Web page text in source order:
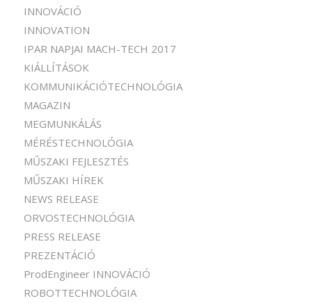
INNOVÁCIÓ
INNOVATION
IPAR NAPJAI MACH-TECH 2017
KIÁLLÍTÁSOK
KOMMUNIKÁCIÓTECHNOLÓGIA
MAGAZIN
MEGMUNKÁLÁS
MÉRÉSTECHNOLÓGIA
MŰSZAKI FEJLESZTÉS
MŰSZAKI HÍREK
NEWS RELEASE
ORVOSTECHNOLÓGIA
PRESS RELEASE
PREZENTÁCIÓ
ProdEngineer INNOVÁCIÓ
ROBOTTECHNOLÓGIA